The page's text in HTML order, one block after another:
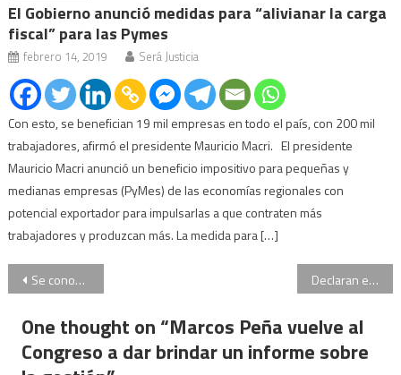
El Gobierno anunció medidas para “alivianar la carga
fiscal” para las Pymes
febrero 14, 2019 Será Justicia
Con esto, se benefician 19 mil empresas en todo el país, con 200 mil
trabajadores, afirmó el presidente Mauricio Macri. El presidente
Mauricio Macri anunció un beneficio impositivo para pequeñas y
medianas empresas (PyMes) de las economías regionales con
potencial exportador para impulsarlas a que contraten más
trabajadores y produzcan más. La medida para […]
Navegación
de
entradas
Se conoce el veredicto del juicio por la venta del Predio Ferial de la Rural Declaran en rebeldía de Carlos Stornelli
One thought on “Marcos Peña vuelve al
Congreso a dar brindar un informe sobre